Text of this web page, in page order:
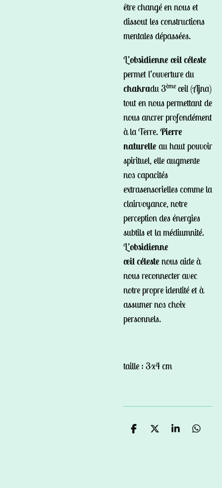
être changé en nous et
dissout les constructions
mentales dépassées.
L’obsidienne œil céleste
permet l’ouverture du
chakradu 3ème œil (Ajna)
tout en nous permettant de
nous ancrer profondément
à la Terre.Pierre
naturelle au haut pouvoir
spirituel, elle augmente
nos capacités
extrasensorielles comme la
clairvoyance, notre
perception des énergies
subtils et la médiumnité.
L’obsidienne
œil céleste nous aide à
nous reconnecter avec
notre propre identité et à
assumer nos choix
personnels.
taille : 3x4 cm
P
P
P
P